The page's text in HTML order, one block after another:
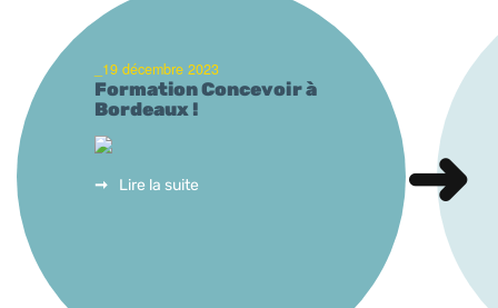
_19 décembre 2023
Formation Concevoir à
Bordeaux !
Lire la suite